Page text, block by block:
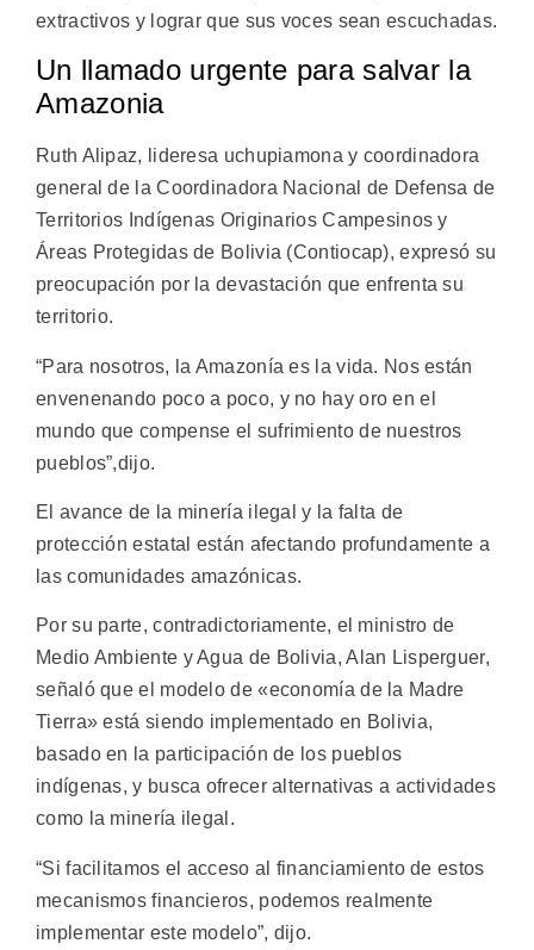
extractivos y lograr que sus voces sean escuchadas.
Un llamado urgente para salvar la
Amazonia
Ruth Alipaz, lideresa uchupiamona y coordinadora
general de la Coordinadora Nacional de Defensa de
Territorios Indígenas Originarios Campesinos y
Áreas Protegidas de Bolivia (Contiocap), expresó su
preocupación por la devastación que enfrenta su
territorio.
“Para nosotros, la Amazonía es la vida. Nos están
envenenando poco a poco, y no hay oro en el
mundo que compense el sufrimiento de nuestros
pueblos”,dijo.
El avance de la minería ilegal y la falta de
protección estatal están afectando profundamente a
las comunidades amazónicas.
Por su parte, contradictoriamente, el ministro de
Medio Ambiente y Agua de Bolivia, Alan Lisperguer,
señaló que el modelo de «economía de la Madre
Tierra» está siendo implementado en Bolivia,
basado en la participación de los pueblos
indígenas, y busca ofrecer alternativas a actividades
como la minería ilegal.
“Si facilitamos el acceso al financiamiento de estos
mecanismos financieros, podemos realmente
implementar este modelo”, dijo.